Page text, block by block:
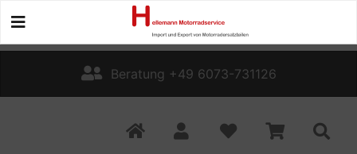
Beratung +49 6073-731126